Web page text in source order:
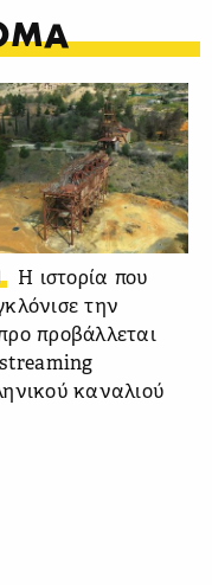
Η ιστορία που
την
προβάλλεται
καναλιού